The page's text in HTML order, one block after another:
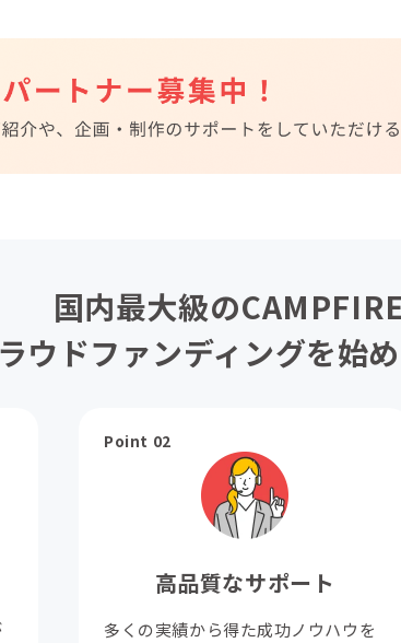
国内最大級の
ウドファンディングを始
Point 02
高品質なサポート
多くの実績から得た成功ノウハウを